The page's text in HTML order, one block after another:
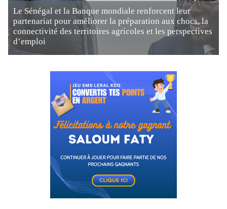
Le Sénégal et la Banque mondiale renforcent leur
partenariat pour améliorer la préparation aux chocs, la
connectivité des territoires agricoles et les perspectives
d’emploi